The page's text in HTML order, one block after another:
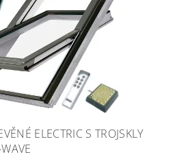
ELECTRIC S TROJSKLY